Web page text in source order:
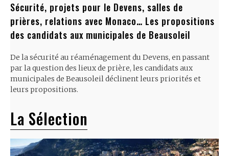
Sécurité, projets pour le Devens, salles de
prières, relations avec Monaco… Les propositions
des candidats aux municipales de Beausoleil
De la sécurité au réaménagement du Devens, en passant
par la question des lieux de prière, les candidats aux
municipales de Beausoleil déclinent leurs priorités et
leurs propositions.
La Sélection